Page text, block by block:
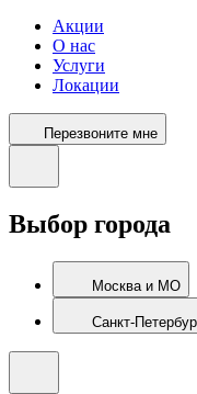
Акции
О нас
Услуги
Локации
Перезвоните мне
Выбор города
Москва и МО
Санкт-